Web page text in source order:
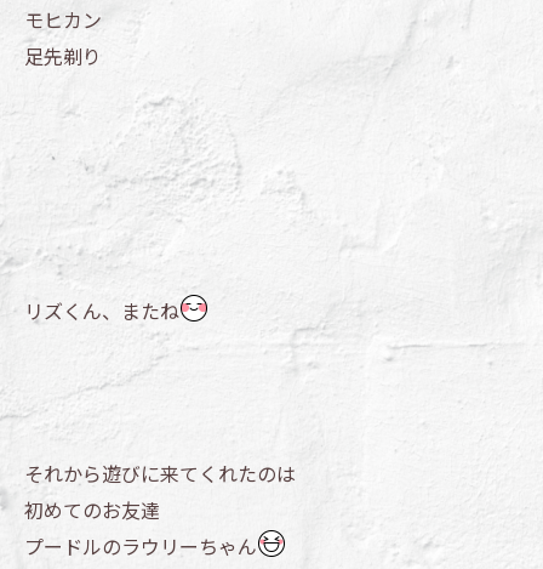
モヒカン
足先剃り
リズくん、またね
それから遊びに来てくれたのは
初めてのお友達
プードルのラウリーちゃん